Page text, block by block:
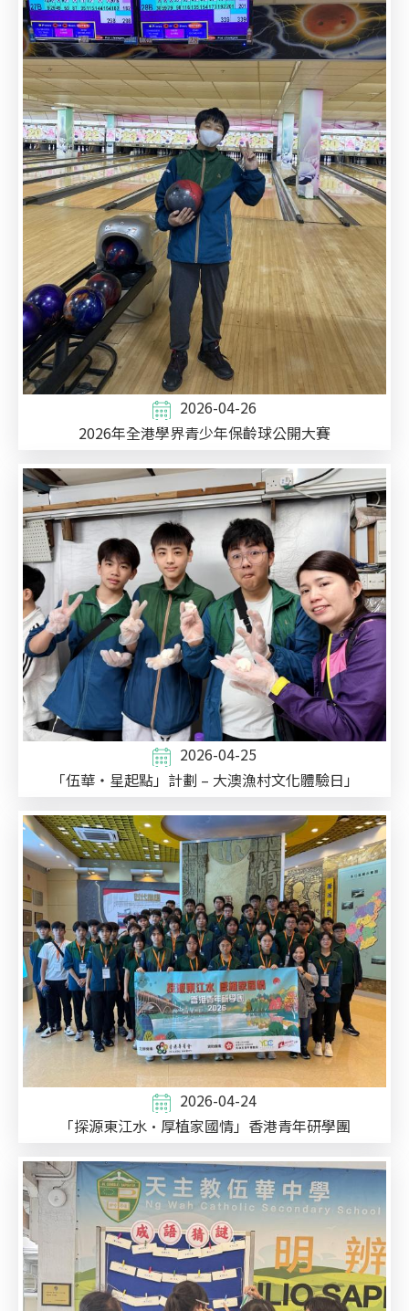
2026-04-26
2026年全港學界青少年保齡球公開大賽
2026-04-25
「伍華・星起點」計劃 – 大澳漁村文化體驗日」
2026-04-24
「探源東江水·厚植家國情」香港青年研學團